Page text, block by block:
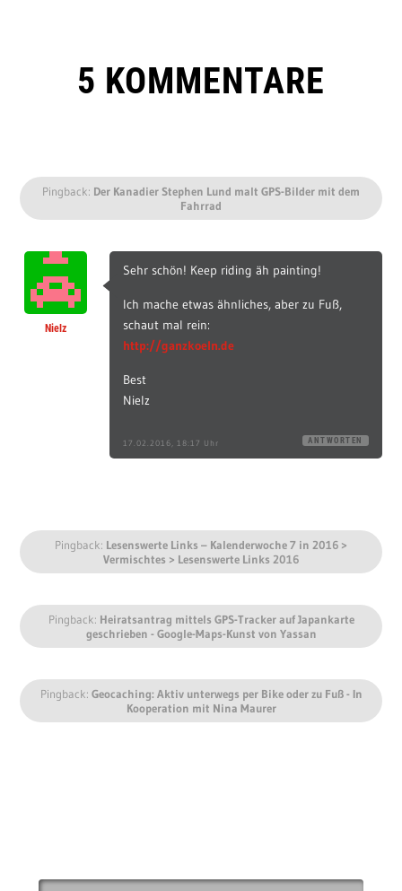
5 KOMMENTARE
Pingback: Der Kanadier Stephen Lund malt GPS-Bilder mit dem
Fahrrad
Nielz
Sehr schön! Keep riding äh painting!
Ich mache etwas ähnliches, aber zu Fuß,
schaut mal rein:
http://ganzkoeln.de
Best
Nielz
17.02.2016, 18:17 Uhr ANTWORTEN
Pingback: Lesenswerte Links – Kalenderwoche 7 in 2016 >
Vermischtes > Lesenswerte Links 2016
Pingback: Heiratsantrag mittels GPS-Tracker auf Japankarte
geschrieben - Google-Maps-Kunst von Yassan
Pingback: Geocaching: Aktiv unterwegs per Bike oder zu Fuß - In
Kooperation mit Nina Maurer